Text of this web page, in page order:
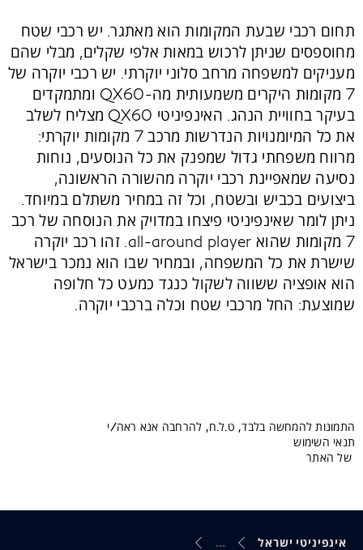
תחום רכבי שבעת המקומות הוא מאתגר. יש רכבי שטח
מחוספסים שניתן לרכוש במאות אלפי שקלים, מבלי שהם
מעניקים למשפחה מרחב סלוני יוקרתי. יש רכבי יוקרה של
7 מקומות היקרים משמעותית מה-QX60 ומתמקדים
בעיקר בחוויית הנהג. האינפיניטי QX60 מצליח לשלב
את כל המיומנויות הנדרשות מרכב 7 מקומות יוקרתי:
מרווח משפחתי גדול שמפנק את כל הנוסעים, נוחות
נסיעה שמאפיינת רכבי יוקרה מהשורה הראשונה,
ביצועים בכביש ובשטח, וכל זה במחיר משתלם במיוחד.
ניתן לומר שאינפיניטי פיצחו במדויק את הנוסחה של רכב
7 מקומות שהוא all-around player.
זהו רכב יוקרה
שישרת את כל המשפחה, ובמחיר שבו הוא נמכר בישראל
הוא אופציה ששווה לשקול כנגד כמעט כל חלופה
שמוצעת: החל מרכבי שטח וכלה ברכבי יוקרה.
התמונות להמחשה בלבד, ט.ל.ח, להרחבה אנא ראה/י
תנאי השימוש
של האתר
אינפיניטי ישראל